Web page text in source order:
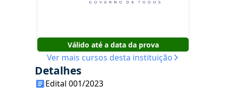
Válido até a data da prova
Ver mais cursos desta instituição
Detalhes
Edital 001/2023